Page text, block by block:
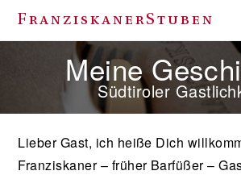
Meine
Südtiroler
Lieber Gast, ich heiße Dich
Franziskaner – früher Barfüßer –
FranziskanerStuben